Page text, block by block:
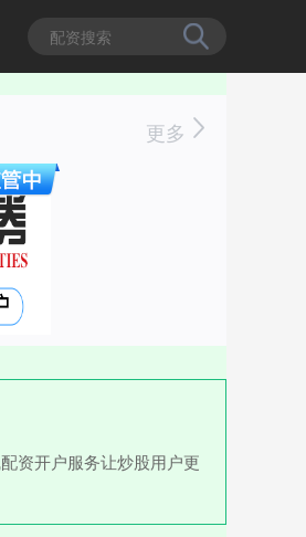
更多
资开户服务让炒股用户更